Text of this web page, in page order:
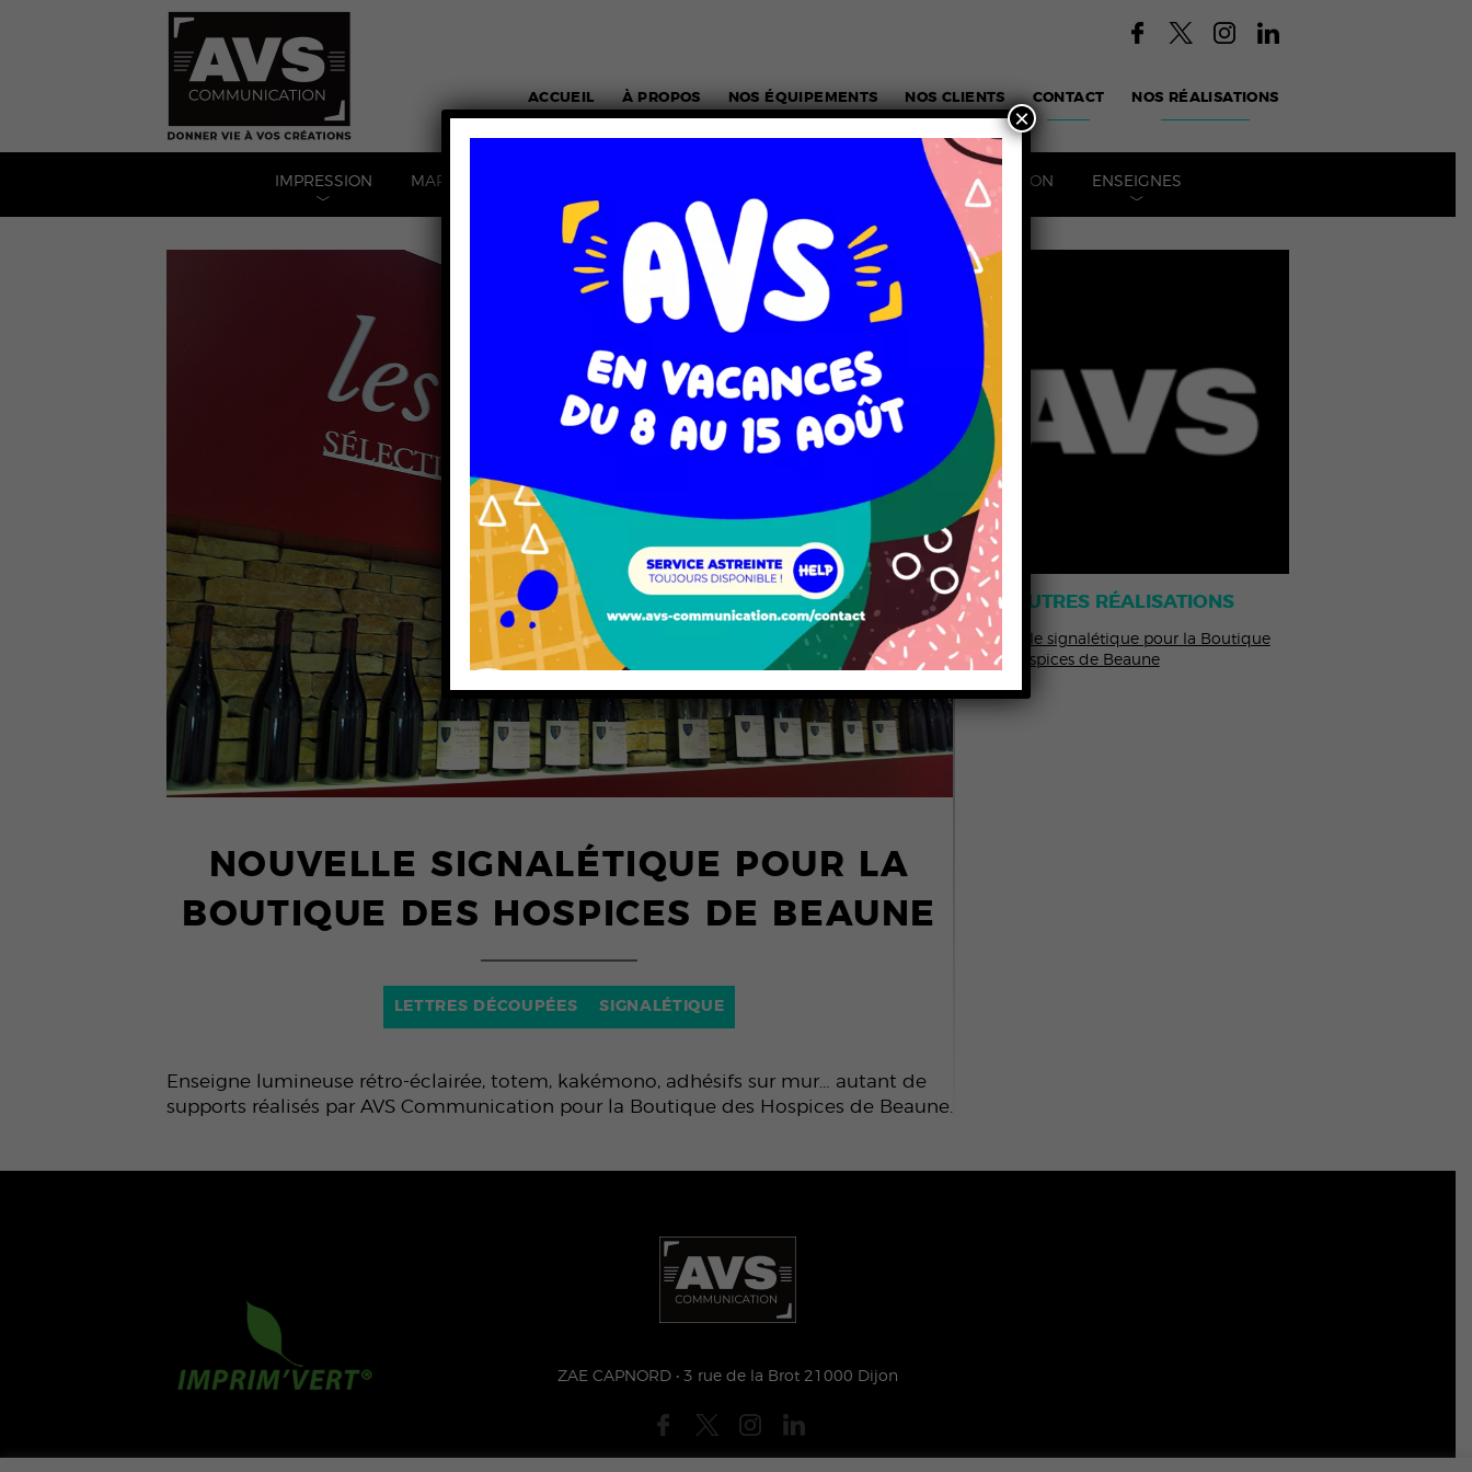
ACCUEIL À PROPOS NOS ÉQUIPEMENTS NOS CLIENTS CONTACT NOS RÉALISATIONS
IMPRESSION MARQUAGE VÉHICULES STAND & SYSTÈMES D’EXPOSITION ENSEIGNES
NOUVELLE SIGNALÉTIQUE POUR LA
BOUTIQUE DES HOSPICES DE BEAUNE
LETTRES DÉCOUPÉES SIGNALÉTIQUE
Enseigne lumineuse rétro-éclairée, totem, kakémono, adhésifs sur mur… autant de
supports réalisés par AVS Communication pour la Boutique des Hospices de Beaune.
NOS AUTRES RÉALISATIONS
Nouvelle signalétique pour la Boutique
des Hospices de Beaune
ZAE CAPNORD • 3 rue de la Brot 21000 Dijon
×